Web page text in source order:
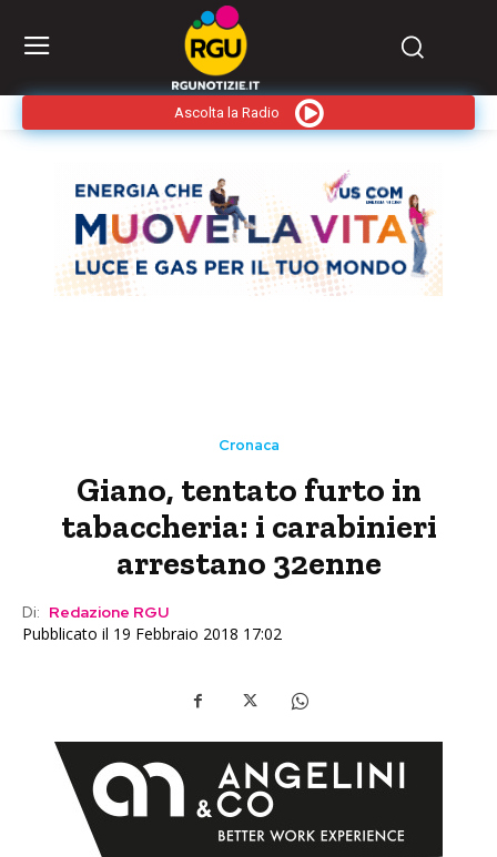
Ascolta la Radio
Cronaca
Giano, tentato furto in
tabaccheria: i carabinieri
arrestano 32enne
Di: Redazione RGU
Pubblicato il 19 Febbraio 2018 17:02